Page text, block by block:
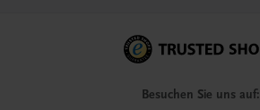
Besuchen Sie uns auf: